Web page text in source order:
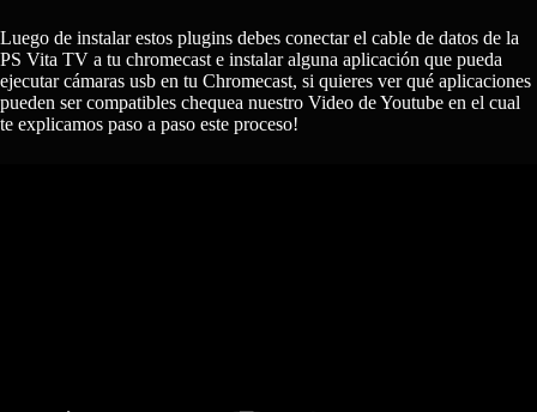
Luego de instalar estos plugins debes conectar el cable de datos de la
PS Vita TV a tu chromecast e instalar alguna aplicación que pueda
ejecutar cámaras usb en tu Chromecast, si quieres ver qué aplicaciones
pueden ser compatibles chequea nuestro Video deYoutube en el cual
te explicamos paso a paso este proceso!